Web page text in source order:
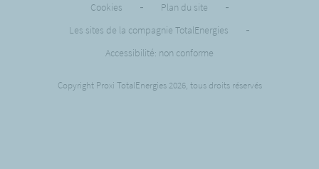
Cookies - Plan du site -
Les sites de la compagnie TotalEnergies -
Accessibilité: non conforme
Copyright Proxi TotalEnergies 2026, tous droits réservés